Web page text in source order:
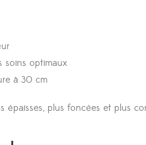
soins optimaux
à 30 cm
épaisses, plus foncées et plus